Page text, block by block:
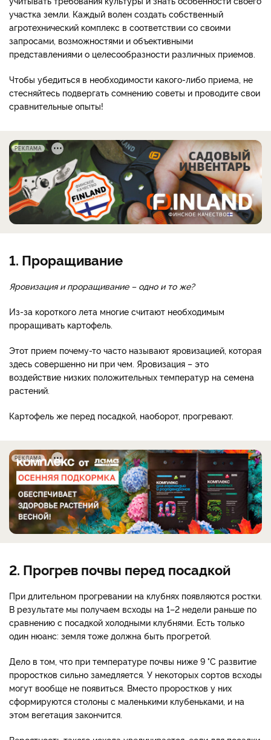
участка земли. Каждый волен создать собственный
агротехнический комплекс в соответствии со своими
запросами, возможностями и объективными
представлениями о целесообразности различных приемов.
Чтобы убедиться в необходимости какого-либо приема, не
стесняйтесь подвергать сомнению советы и проводите свои
сравнительные опыты!
РЕКЛАМА
1. Проращивание
Яровизация и проращивание – одно и то же?
Из-за короткого лета многие считают необходимым
проращивать картофель.
Этот прием почему-то часто называют яровизацией, которая
здесь совершенно ни при чем. Яровизация – это
воздействие низких положительных температур на семена
растений.
Картофель же перед посадкой, наоборот, прогревают.
РЕКЛАМА
2. Прогрев почвы перед посадкой
При длительном прогревании на клубнях появляются ростки.
В результате мы получаем всходы на 1–2 недели раньше по
сравнению с посадкой холодными клубнями. Есть только
один нюанс: земля тоже должна быть прогретой.
Дело в том, что при температуре почвы ниже 9 °С развитие
проростков сильно замедляется. У некоторых сортов всходы
могут вообще не появиться. Вместо проростков у них
сформируются столоны с маленькими клубеньками, и на
этом вегетация закончится.